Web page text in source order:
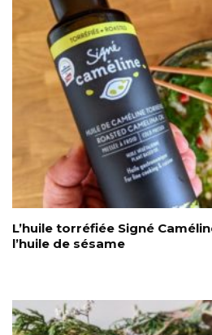
L’huile torréfiée Signé
l’huile de sésame